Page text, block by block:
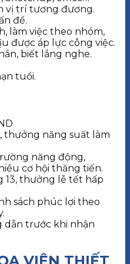
vị trí tương đương.
đề.
làm việc theo nhóm,
được áp lực công việc.
biết lắng nghe.
tuổi.
thưởng năng suất làm
năng động,
cơ hội thăng tiến.
thưởng lễ tết hấp
sách phúc lợi theo
dẫn trước khi nhận